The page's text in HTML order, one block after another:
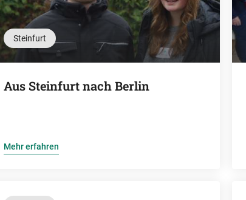
Steinfurt
Aus Steinfurt nach Berlin
Mehr erfahren